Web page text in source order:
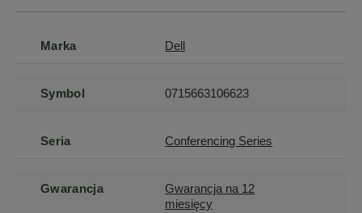
Marka Dell
Symbol 0715663106623
Seria Conferencing Series
Gwarancja
Gwarancja na 12
miesięcy